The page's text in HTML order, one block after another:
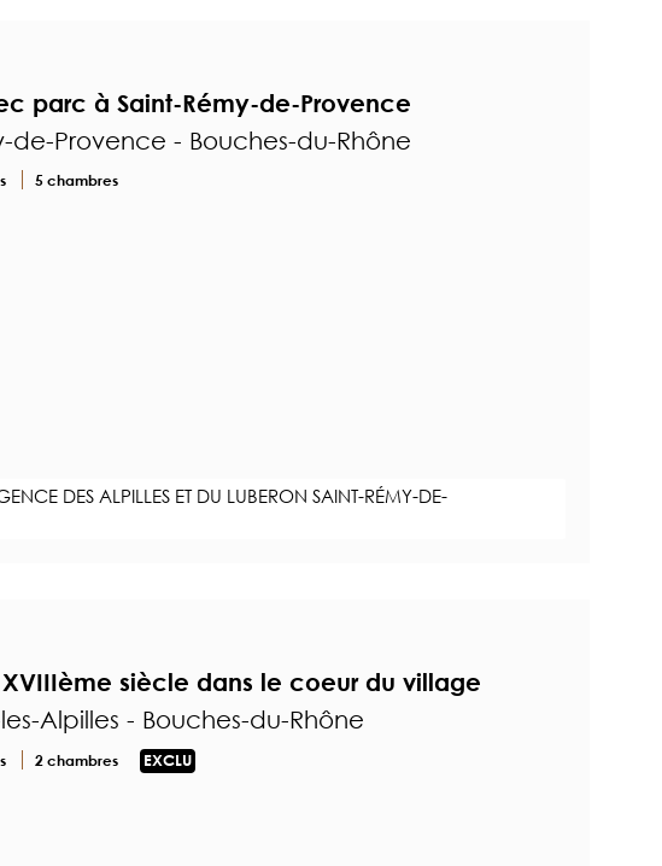
parc à Saint-Rémy-de-Provence
de-Provence - Bouches-du-Rhône
5 chambres
DES ALPILLES ET DU LUBERON SAINT-RÉMY-DE-
siècle dans le coeur du village
Alpilles - Bouches-du-Rhône
2 chambres EXCLU